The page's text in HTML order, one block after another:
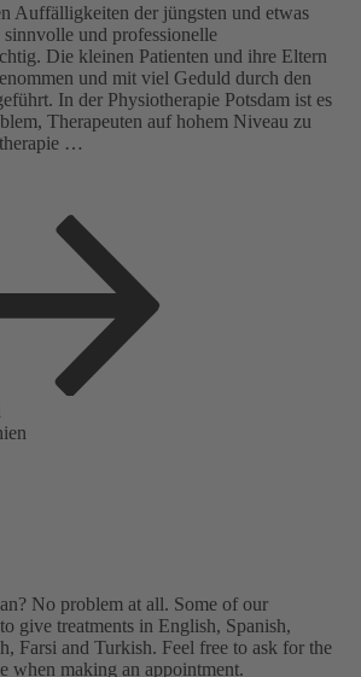
Auffälligkeiten der jüngsten und etwas
und professionelle
Die kleinen Patienten und ihre Eltern
und mit viel Geduld durch den
In der Physiotherapie Potsdam ist es
Therapeuten auf hohem Niveau zu
…
No problem at all. Some of our
give treatments in English, Spanish,
Farsi and Turkish. Feel free to ask for the
when making an appointment.